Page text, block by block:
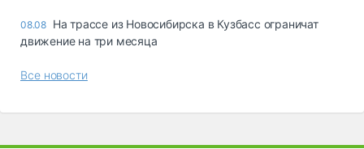
08.08 На трассе из Новосибирска в Кузбасс ограничат
движение на три месяца
Все новости